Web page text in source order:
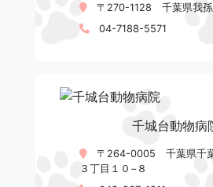
〒270-1128 千葉県我孫
04-7188-5571
千城台動物病
〒264-0005 千葉県千
３丁目１０−８